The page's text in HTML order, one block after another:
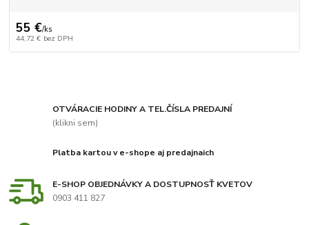
55 €/ks
44,72 € bez DPH
OTVÁRACIE HODINY A TEL.ČÍSLA PREDAJNÍ
(klikni sem)
Platba kartou v e-shope aj predajnaich
E-SHOP OBJEDNÁVKY A DOSTUPNOSŤ KVETOV
0903 411 827